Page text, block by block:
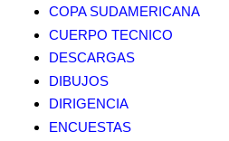
COPA SUDAMERICANA
CUERPO TECNICO
DESCARGAS
DIBUJOS
DIRIGENCIA
ENCUESTAS